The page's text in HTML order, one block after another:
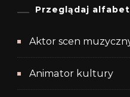
Przeglądaj
Aktor scen
Animator kultury